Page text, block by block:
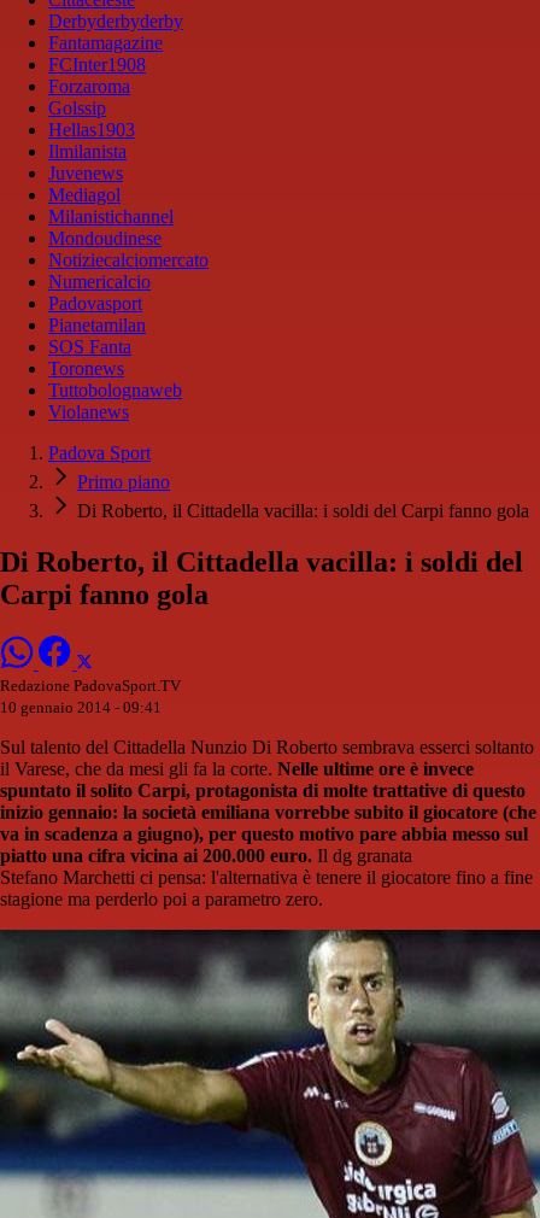
Derbyderbyderby
Fantamagazine
FCInter1908
Forzaroma
Golssip
Hellas1903
Ilmilanista
Juvenews
Mediagol
Milanistichannel
Mondoudinese
Notiziecalciomercato
Numericalcio
Padovasport
Pianetamilan
SOS Fanta
Toronews
Tuttobolognaweb
Violanews
Padova Sport
Primo piano
Di Roberto, il Cittadella vacilla: i soldi del Carpi fanno gola
Di Roberto, il Cittadella vacilla: i soldi del
Carpi fanno gola
Redazione PadovaSport.TV
10 gennaio 2014 - 09:41
Sul talento del Cittadella Nunzio Di Roberto sembrava esserci soltanto
il Varese, che da mesi gli fa la corte. Nelle ultime ore è invece
spuntato il solito Carpi, protagonista di molte trattative di questo
inizio gennaio: la società emiliana vorrebbe subito il giocatore (che
va in scadenza a giugno), per questo motivo pare abbia messo sul
piatto una cifra vicina ai 200.000 euro. Il dg granata
Stefano Marchetti ci pensa: l'alternativa è tenere il giocatore fino a fine
stagione ma perderlo poi a parametro zero.